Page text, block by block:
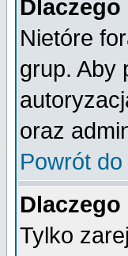
Nietóre
grup. Aby
oraz
Powrót
Tylko